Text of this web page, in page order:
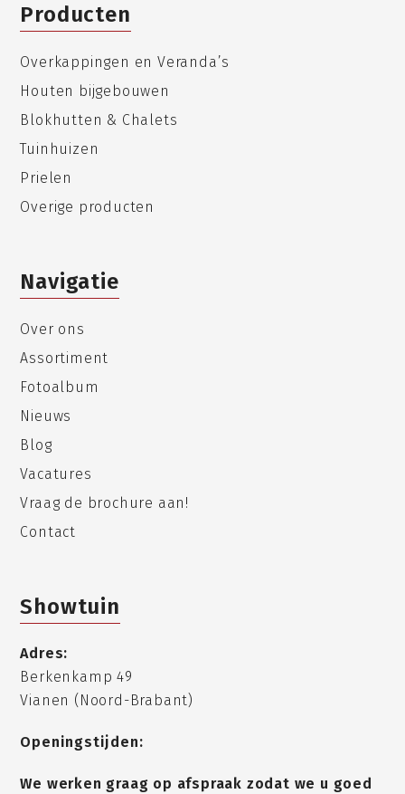
Producten
Overkappingen en Veranda’s
Houten bijgebouwen
Blokhutten & Chalets
Tuinhuizen
Prielen
Overige producten
Navigatie
Over ons
Assortiment
Fotoalbum
Nieuws
Blog
Vacatures
Vraag de brochure aan!
Contact
Showtuin
Adres:
Berkenkamp 49
Vianen (Noord-Brabant)
Openingstijden:
We werken graag op afspraak zodat we u goed